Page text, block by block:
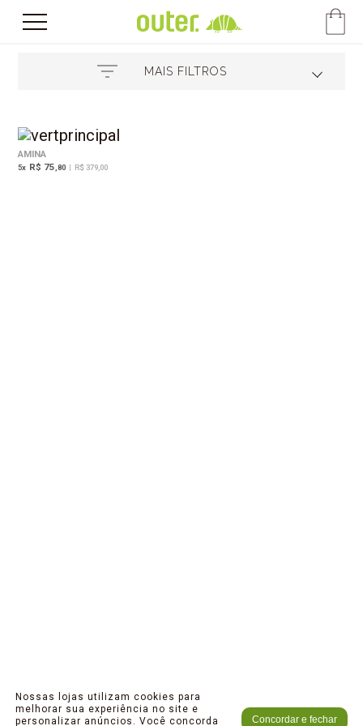
MAIS FILTROS
AMINA
5x R$ 75 ,80 | R$ 379,00
Nossas lojas utilizam cookies para
melhorar sua experiência no site e
personalizar anúncios. Você concorda
Concordar e fechar